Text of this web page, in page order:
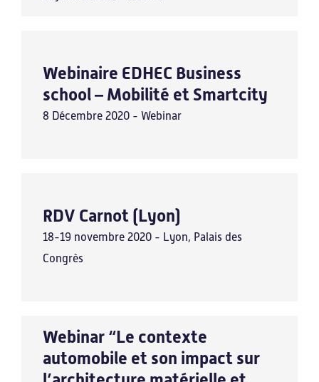
Actualités
Agenda
TWITTER
MENTIONS LÉGALES
Webinaire EDHEC Business
school – Mobilité et Smartcity
8 Décembre 2020 - Webinar
RDV Carnot (Lyon)
18-19 novembre 2020 - Lyon, Palais des
Congrès
Webinar “Le contexte
automobile et son impact sur